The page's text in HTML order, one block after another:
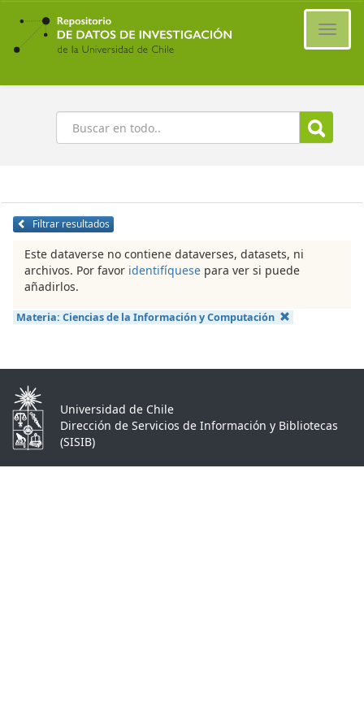
Ir
contenido
principal
Buscar
Filtrar resultados
Este dataverse no contiene dataverses, datasets, ni
archivos. Por favor identifíquese para ver si puede
añadirlos.
Materia: Ciencias de la Información y Computación
Universidad de Chile
Dirección de Servicios de Información y Bibliotecas
(SISIB)